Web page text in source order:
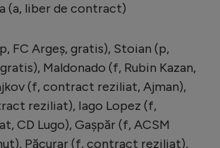
(a, liber de contract)
FC Argeș, gratis), Stoian (p,
Maldonado (f, Rubin Kazan,
(f, contract reziliat, Ajman),
reziliat), Iago Lopez (f,
CD Lugo), Gașpăr (f, ACSM
Păcurar (f, contract reziliat),